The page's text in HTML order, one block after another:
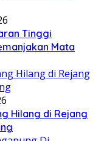
Tinggi
Mata
Hilang di Rejang